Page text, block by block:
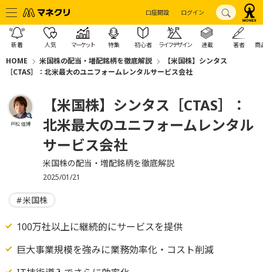
口座開設 ログイン
新着 人気 マーケット 特集 初心者 ライフデザイン 連載 著者 商
HOME 米国株の配当・増配銘柄を徹底解説
【米国株】シンタス
［CTAS］：北米最大のユニフォームレンタルサービス会社
戸松 信博
【米国株】シンタス［CTAS］：
北米最大のユニフォームレンタル
サービス会社
米国株の配当・増配銘柄を徹底解説
2025/01/21
米国株
100万社以上に継続的にサービスを提供
巨大事業規模を強みに業務効率化・コスト削減